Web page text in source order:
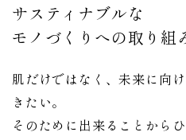
サスティナブルな
モノづくりへの取り組
肌だけではなく、未来に向
きたい。
そのために出来ることから